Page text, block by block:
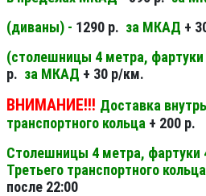
(диваны) - 1290 р. за МКАД +
(столешницы 4 метра,
р. за МКАД + 30 р/км.
ВНИМАНИЕ!!! Доставка
транспортного кольца + 200 р.
Столешницы 4 метра, фартуки
Третьего транспортного
после 22:00